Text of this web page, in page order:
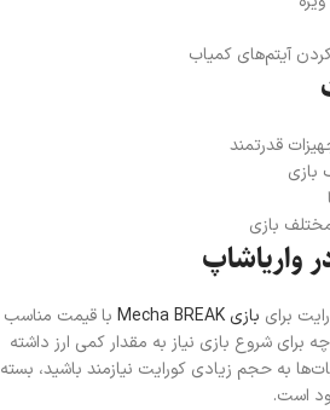
آیتم‌های کمیاب
قدرتمند
بازی
برای بازی Mecha BREAK
با قیمت مناسب
شروع بازی نیاز به مقدار کمی ارز داشته
به حجم زیادی کورایت نیازمند باشید، بسته
است.